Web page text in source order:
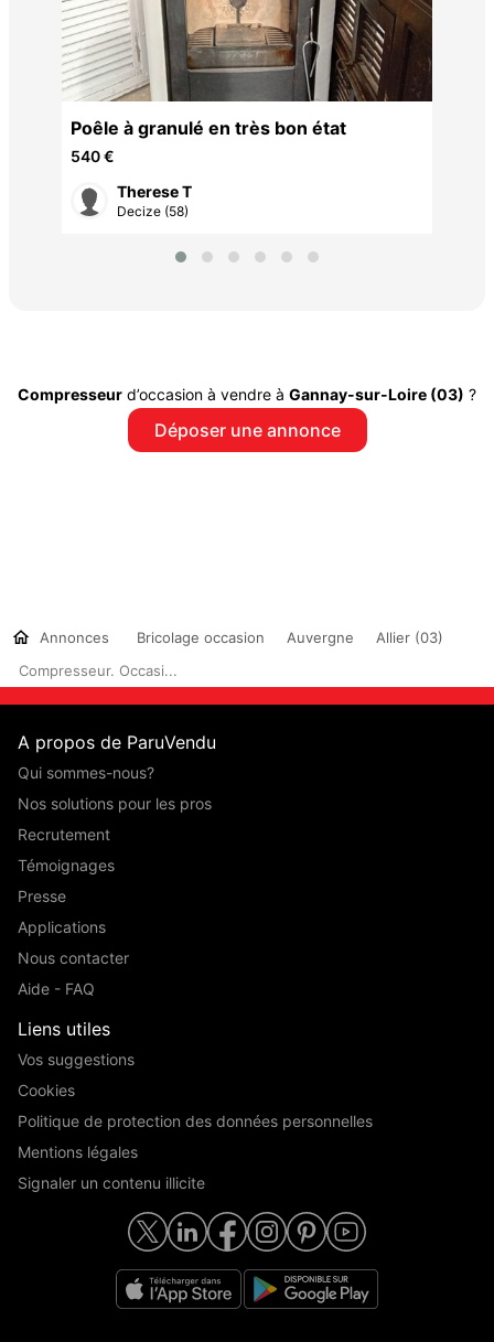
Poêle à granulé en très bon état
540 €
Therese T
Decize (58)
Compresseur d’occasion à vendre à Gannay-sur-Loire (03) ?
Déposer une annonce
Annonces Bricolage occasion Auvergne
Allier (03)
Compresseur. Occasi...
A propos de ParuVendu
Qui sommes-nous?
Nos solutions pour les pros
Recrutement
Témoignages
Presse
Applications
Nous contacter
Aide - FAQ
Liens utiles
Vos suggestions
Cookies
Politique de protection des données personnelles
Mentions légales
Signaler un contenu illicite